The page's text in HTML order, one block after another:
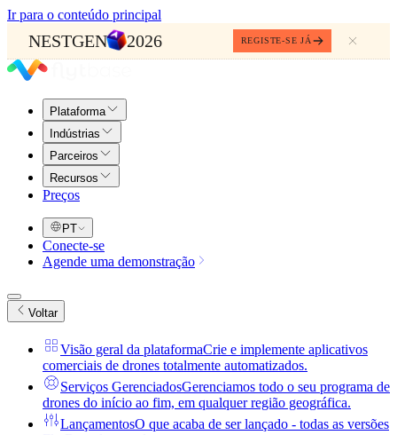
Ir para o conteúdo principal
NESTGEN 2026 REGISTE-SE JÁ
Plataforma
Indústrias
Parceiros
Recursos
Preços
PT
Conecte-se
Agende uma demonstração
Voltar
Visão geral da plataformaCrie e implemente aplicativos
comerciais de drones totalmente automatizados.
Serviços GerenciadosGerenciamos todo o seu programa de
drones do início ao fim, em qualquer região geográfica.
LançamentosO que acaba de ser lançado - todas as versões